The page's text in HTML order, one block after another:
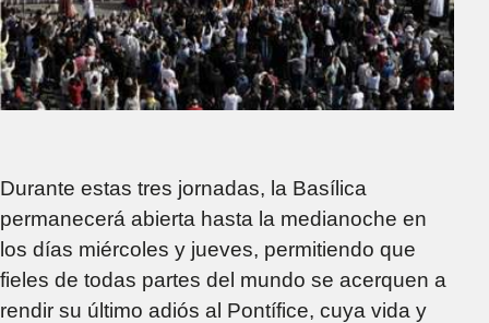
Durante estas tres jornadas, la Basílica
permanecerá abierta hasta la medianoche en
los días miércoles y jueves, permitiendo que
fieles de todas partes del mundo se acerquen a
rendir su último adiós al Pontífice, cuya vida y